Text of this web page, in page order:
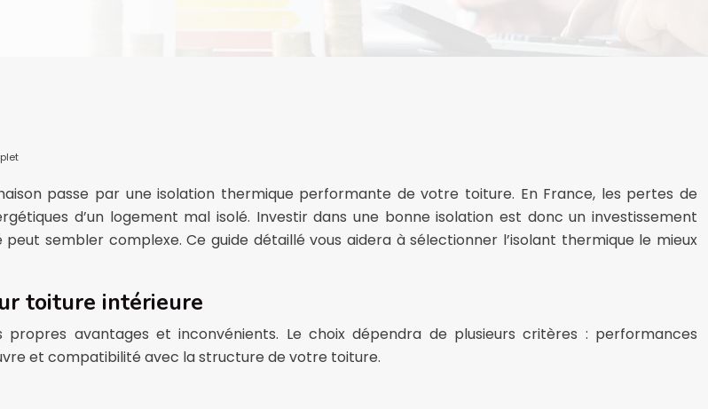
passe par une isolation thermique performante de votre toiture. En France, les pertes de
d’un logement mal isolé. Investir dans une bonne isolation est donc un investissement
sembler complexe. Ce guide détaillé vous aidera à sélectionner l’isolant thermique le mieux
toiture intérieure
avantages et inconvénients. Le choix dépendra de plusieurs critères : performances
et compatibilité avec la structure de votre toiture.